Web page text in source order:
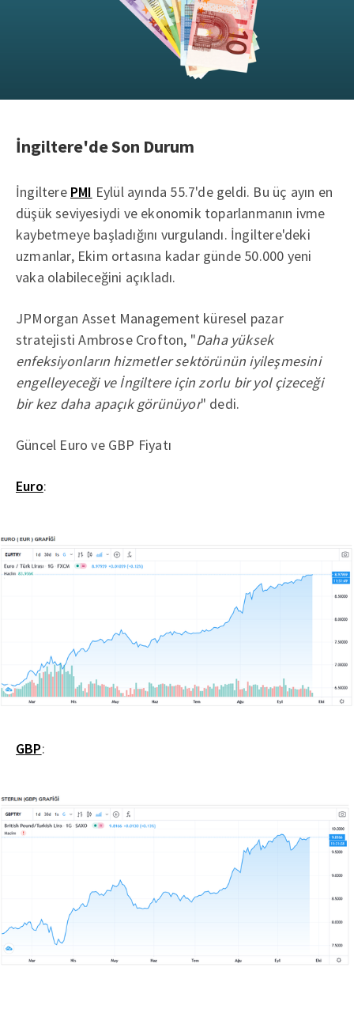
İngiltere'de Son Durum
İngiltere PMI Eylül ayında 55.7'de geldi. Bu üç ayın en
düşük seviyesiydi ve ekonomik toparlanmanın ivme
kaybetmeye başladığını vurgulandı. İngiltere'deki
uzmanlar, Ekim ortasına kadar günde 50.000 yeni
vaka olabileceğini açıkladı.
JPMorgan Asset Management küresel pazar
stratejisti Ambrose Crofton, "Daha yüksek
enfeksiyonların hizmetler sektörünün iyileşmesini
engelleyeceği ve İngiltere için zorlu bir yol çizeceği
bir kez daha apaçık görünüyor" dedi.
Güncel Euro ve GBP Fiyatı
Euro:
GBP: